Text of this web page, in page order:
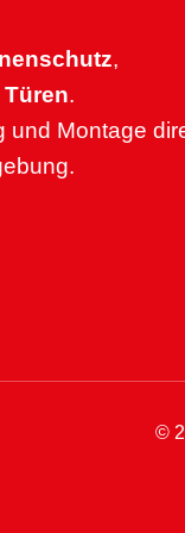
,
Türen.
und Montage
©